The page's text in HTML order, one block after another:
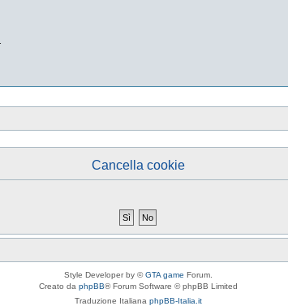
Cancella cookie
Style Developer by ©GTA game Forum.
Creato da phpBB® Forum Software © phpBB Limited
Traduzione Italiana phpBB-Italia.it